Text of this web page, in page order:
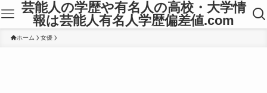
芸能人の学歴や有名人の高校・大学情
報は芸能人有名人学歴偏差値.com
ホーム 女優